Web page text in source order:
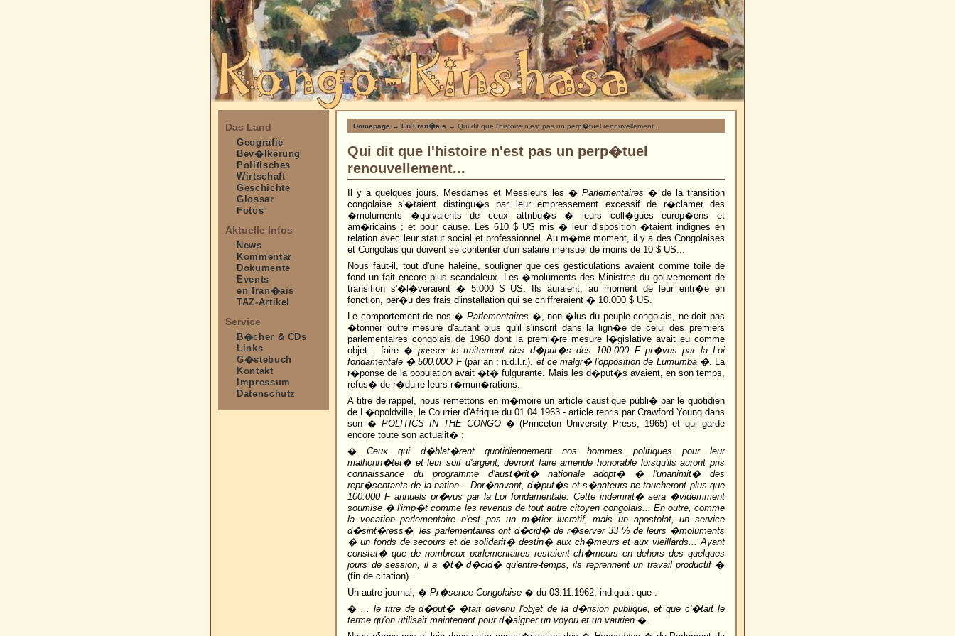
Das Land
Geografie
Bev�lkerung
Politisches
Wirtschaft
Geschichte
Glossar
Fotos
Aktuelle Infos
News
Kommentar
Dokumente
Events
en fran�ais
TAZ-Artikel
Service
B�cher & CDs
Links
G�stebuch
Kontakt
Impressum
Datenschutz
Homepage → En Fran�ais → Qui dit que l'histoire n'est pas un perp�tuel renouvellement...
Qui dit que l'histoire n'est pas un perp�tuel
renouvellement...
Il y a quelques jours, Mesdames et Messieurs les � Parlementaires � de la transition
congolaise s'�taient distingu�s par leur empressement excessif de r�clamer des
�moluments �quivalents de ceux attribu�s � leurs coll�gues europ�ens et
am�ricains ; et pour cause. Les 610 $ US mis � leur disposition �taient indignes en
relation avec leur statut social et professionnel. Au m�me moment, il y a des Congolaises
et Congolais qui doivent se contenter d'un salaire mensuel de moins de 10 $ US...
Nous faut-il, tout d'une haleine, souligner que ces gesticulations avaient comme toile de
fond un fait encore plus scandaleux. Les �moluments des Ministres du gouvernement de
transition s'�l�veraient � 5.000 $ US. Ils auraient, au moment de leur entr�e en
fonction, per�u des frais d'installation qui se chiffreraient � 10.000 $ US.
Le comportement de nos �Parlementaires �, non-�lus du peuple congolais, ne doit pas
�tonner outre mesure d'autant plus qu'il s'inscrit dans la lign�e de celui des premiers
parlementaires congolais de 1960 dont la premi�re mesure l�gislative avait eu comme
objet : faire �passer le traitement des d�put�s des 100.000 F pr�vus par la Loi
fondamentale � 500.00O F (par an : n.d.l.r.), et ce malgr� l'opposition de Lumumba �. La
r�ponse de la population avait �t� fulgurante. Mais les d�put�s avaient, en son temps,
refus� de r�duire leurs r�mun�rations.
A titre de rappel, nous remettons en m�moire un article caustique publi� par le quotidien
de L�opoldville, le Courrier d'Afrique du 01.04.1963 - article repris par Crawford Young dans
son � POLITICS IN THE CONGO� (Princeton University Press, 1965) et qui garde
encore toute son actualit� :
�Ceux qui d�blat�rent quotidiennement nos hommes politiques pour leur
malhonn�tet� et leur soif d'argent, devront faire amende honorable lorsqu'ils auront pris
connaissance du programme d'aust�rit� nationale adopt� � l'unanimit� des
repr�sentants de la nation... Dor�navant, d�put�s et s�nateurs ne toucheront plus que
100.000 F annuels pr�vus par la Loi fondamentale. Cette indemnit� sera �videmment
soumise � l'imp�t comme les revenus de tout autre citoyen congolais... En outre, comme
la vocation parlementaire n'est pas un m�tier lucratif, mais un apostolat, un service
d�sint�ress�, les parlementaires ont d�cid� de r�server 33 % de leurs �moluments
� un fonds de secours et de solidarit� destin� aux ch�meurs et aux vieillards... Ayant
constat� que de nombreux parlementaires restaient ch�meurs en dehors des quelques
jours de session, il a �t� d�cid� qu'entre-temps, ils reprennent un travail productif�
(fin de citation).
Un autre journal, � Pr�sence Congolaise � du 03.11.1962, indiquait que :
� ... le titre de d�put� �tait devenu l'objet de la d�rision publique, et que c'�tait le
terme qu'on utilisait maintenant pour d�signer un voyou et un vaurien �.